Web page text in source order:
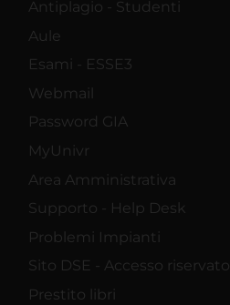
Antiplagio - Studenti
Aule
Esami - ESSE3
Webmail
Password GIA
MyUnivr
Area Amministrativa
Supporto - Help Desk
Problemi Impianti
Sito DSE - Accesso riservato
Prestito libri